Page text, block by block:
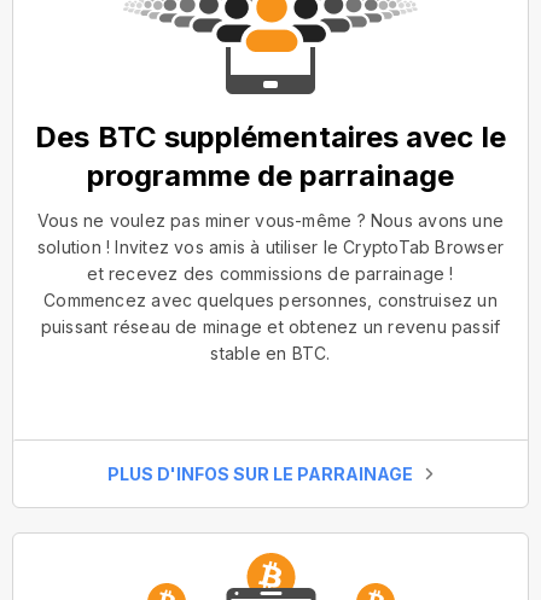
Des BTC supplémentaires avec le
programme de parrainage
Vous ne voulez pas miner vous-même ? Nous avons une
solution ! Invitez vos amis à utiliser le CryptoTab Browser
et recevez des commissions de parrainage !
Commencez avec quelques personnes, construisez un
puissant réseau de minage et obtenez un revenu passif
stable en BTC.
PLUS D'INFOS SUR LE PARRAINAGE